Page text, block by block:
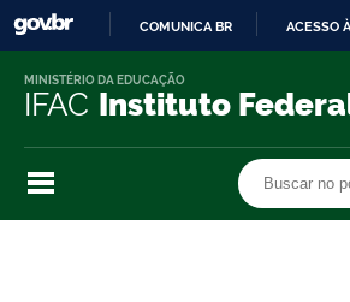
O
COMUNICA BR ACESSO
IFAC Instituto
MINISTÉRIO DA EDUCAÇÃO